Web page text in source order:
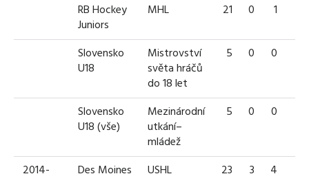
RB Hockey
Juniors
MHL 21 0 1
Slovensko
U18
Mistrovství
světa hráčů
do 18 let
5 0 0
Slovensko
U18 (vše)
Mezinárodní
utkání–
mládež
5 0 0
2014-
Des Moines
USHL 23 3 4